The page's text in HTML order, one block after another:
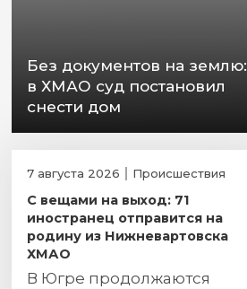
Без документов на землю:
в ХМАО суд постановил
снести дом
7 августа 2026 Происшествия
С вещами на выход: 71
иностранец отправится на
родину из Нижневартовска
ХМАО
В Югре продолжаются